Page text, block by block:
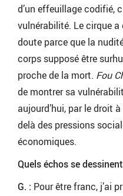
d’un effeuillage codifié,
vulnérabilité. Le cirque
doute parce que la
corps supposé être
proche de la mort. Fou
de montrer sa
aujourd’hui, par le droit
delà des pressions
économiques.
Quels échos se
G. : Pour être franc, j’ai